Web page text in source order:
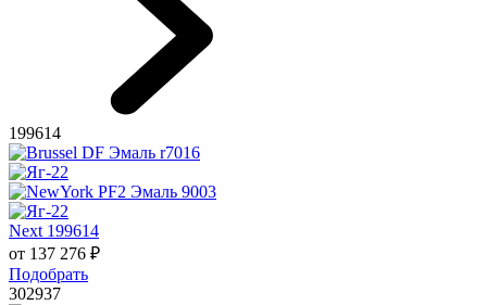
199614
Next 199614
от 137 276 ₽
Подобрать
302937